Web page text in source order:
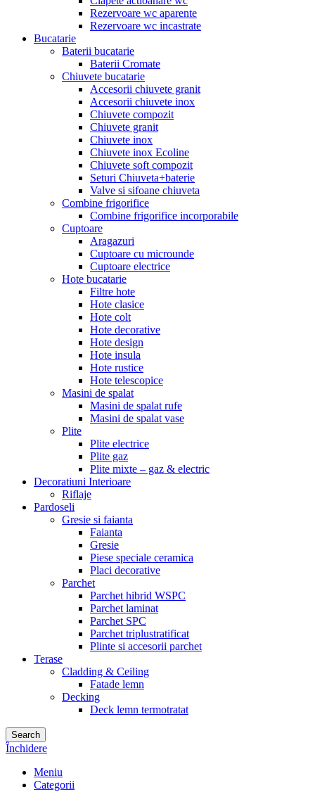
Rezervoare wc aparente
Rezervoare wc incastrate
Bucatarie
Baterii bucatarie
Baterii Cromate
Chiuvete bucatarie
Accesorii chiuvete granit
Accesorii chiuvete inox
Chiuvete compozit
Chiuvete granit
Chiuvete inox
Chiuvete inox Ecoline
Chiuvete soft compozit
Seturi Chiuveta+baterie
Valve si sifoane chiuveta
Combine frigorifice
Combine frigorifice incorporabile
Cuptoare
Aragazuri
Cuptoare cu microunde
Cuptoare electrice
Hote bucatarie
Filtre hote
Hote clasice
Hote colt
Hote decorative
Hote design
Hote insula
Hote rustice
Hote telescopice
Masini de spalat
Masini de spalat rufe
Masini de spalat vase
Plite
Plite electrice
Plite gaz
Plite mixte – gaz & electric
Decoratiuni Interioare
Riflaje
Pardoseli
Gresie si faianta
Faianta
Gresie
Piese speciale ceramica
Placi decorative
Parchet
Parchet hibrid WSPC
Parchet laminat
Parchet SPC
Parchet triplustratificat
Plinte si accesorii parchet
Terase
Cladding & Ceiling
Fatade lemn
Decking
Deck lemn termotratat
Search
Închidere
Meniu
Categorii